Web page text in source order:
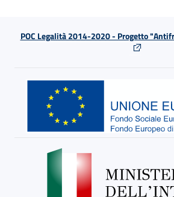
POC Legalità 2014-2020 - Progetto